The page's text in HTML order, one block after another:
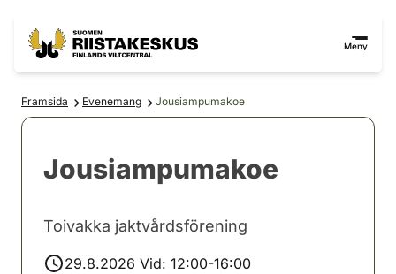
Meny
Framsida Evenemang Jousiampumakoe
Jousiampumakoe
Toivakka jaktvårdsförening
29.8.2026 Vid: 12:00-16:00